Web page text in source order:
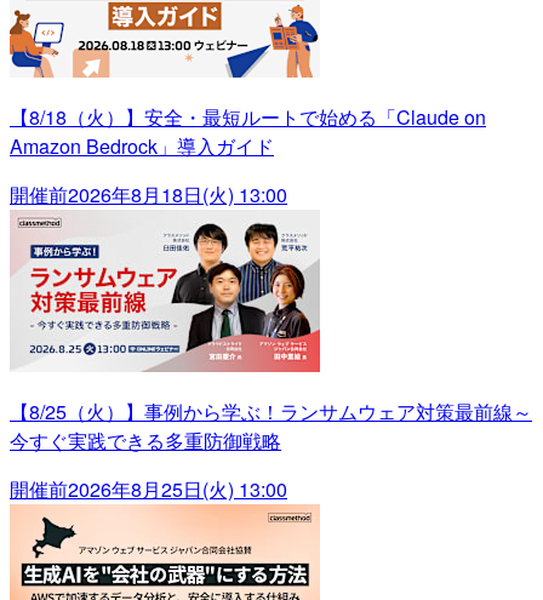
【8/18（火）】安全・最短ルートで始める「Claude on
Amazon Bedrock」導入ガイド
開催前2026年8月18日(火) 13:00
【8/25（火）】事例から学ぶ！ランサムウェア対策最前線～
今すぐ実践できる多重防御戦略
開催前2026年8月25日(火) 13:00